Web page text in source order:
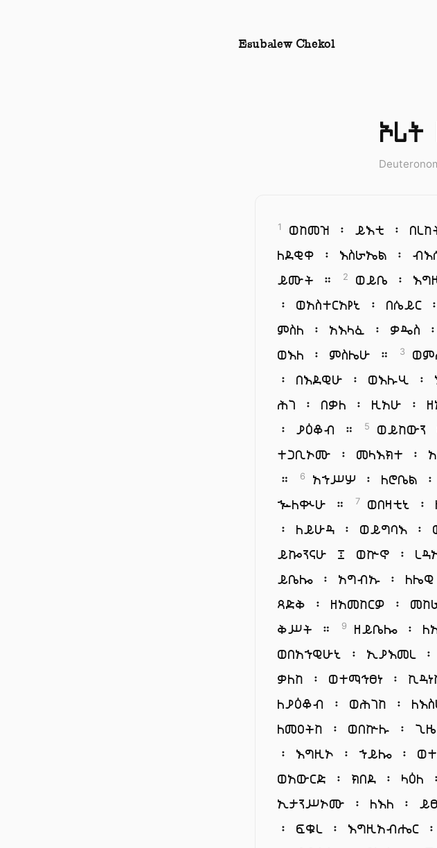
Esubalew Chekol
1
ወከመዝ ፡ ይእቲ ፡
ለደቂቀ ፡ እስራኤል ፡
ይሙት ።
2
ወይቤ ፡
፡ ወአስተርአየኒ ፡
ምስለ ፡ አእላፈ ፡ ቃዴስ
ወእለ ፡ ምስሌሁ ።
3
፡ በእደዊሁ ፡ ወእሉሂ ፡
ሕገ ፡ በቃለ ፡ ዚአሁ ፡
፡ ያዕቆብ ።
5
ወይከውን
ተጋቢኦሙ ፡ መላእክተ ፡
።
6
አኀሥሦ ፡ ለሮቤል
ኍለቊሁ ።
7
ወበዛቲኒ
፡ ለይሁዳ ፡ ወይግባእ ፡
ይኰንናሁ ፤ ወኵኖ ፡
ይቤሎ ፡ አግብኡ ፡
ጻድቅ ፡ ዘአመከርዎ ፡
ቅሥት ።
9
ዘይቤሎ ፡
ወበአኀዊሁኒ ፡ ኢያእመረ
ቃለከ ፡ ወተማኅፀነ ፡
ለያዕቆብ ፡ ወሕገከ ፡
ለመዐትከ ፡ ወበኵሉ ፡
፡ እግዚኦ ፡ ኀይሎ ፡
ወአውርድ ፡ ክበደ ፡
ኢታንሥኦሙ ፡ ለእለ ፡
፡ ፍቁረ ፡ እግዚአብሔር